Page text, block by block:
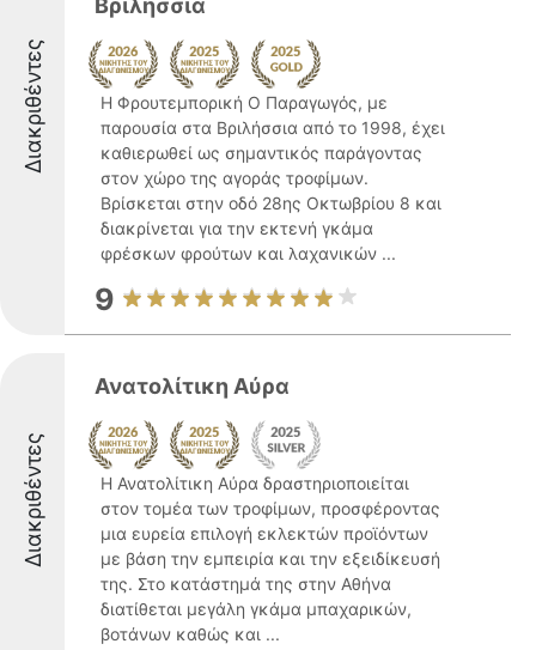
Διακριθέντες
Βριλήσσια
Η Φρουτεμπορική Ο Παραγωγός, με
παρουσία στα Βριλήσσια από το 1998, έχει
καθιερωθεί ως σημαντικός παράγοντας
στον χώρο της αγοράς τροφίμων.
Βρίσκεται στην οδό 28ης Οκτωβρίου 8 και
διακρίνεται για την εκτενή γκάμα
φρέσκων φρούτων και λαχανικών ...
9
Διακριθέντες
Ανατολίτικη Αύρα
Η Ανατολίτικη Αύρα δραστηριοποιείται
στον τομέα των τροφίμων, προσφέροντας
μια ευρεία επιλογή εκλεκτών προϊόντων
με βάση την εμπειρία και την εξειδίκευσή
της. Στο κατάστημά της στην Αθήνα
διατίθεται μεγάλη γκάμα μπαχαρικών,
βοτάνων καθώς και ...